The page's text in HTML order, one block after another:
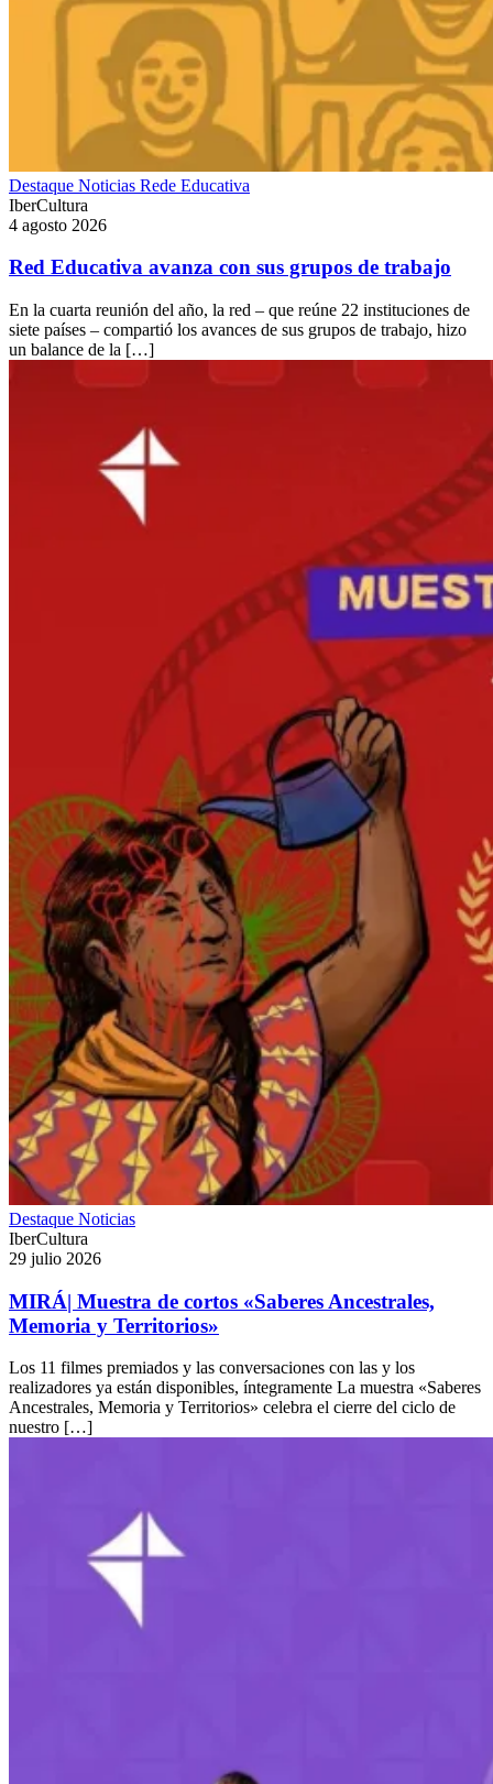
Destaque Noticias Rede Educativa
IberCultura
4 agosto 2026
Red Educativa avanza con sus grupos de trabajo
En la cuarta reunión del año, la red – que reúne 22 instituciones de
siete países – compartió los avances de sus grupos de trabajo, hizo
un balance de la […]
Destaque Noticias
IberCultura
29 julio 2026
MIRÁ| Muestra de cortos «Saberes Ancestrales,
Memoria y Territorios»
Los 11 filmes premiados y las conversaciones con las y los
realizadores ya están disponibles, íntegramente La muestra «Saberes
Ancestrales, Memoria y Territorios» celebra el cierre del ciclo de
nuestro […]